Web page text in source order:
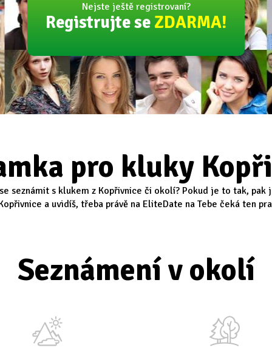
Nejste ještě registrovaní?
Registrujte se ZDARMA!
pro kluky
seznámit s klukem z Kopřivnice či okolí? Pokud je to tak,
a uvidíš, třeba právě na EliteDate na Tebe čeká ten
Seznámení v okolí